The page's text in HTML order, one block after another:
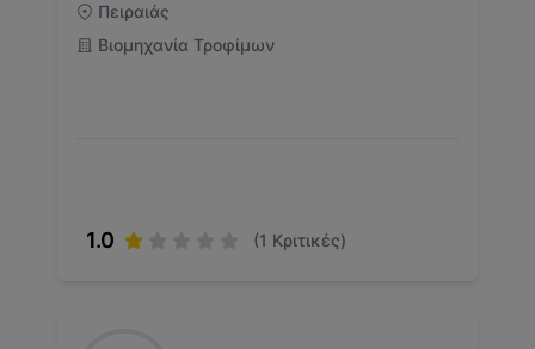
Πειραιάς
Βιομηχανία Τροφίμων
1.0 (1 Κριτικές)